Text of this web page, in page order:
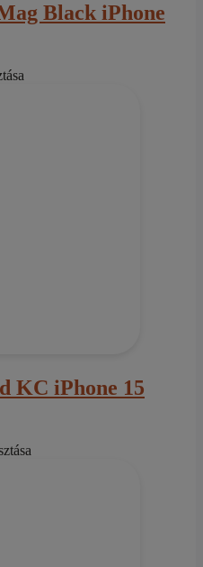
Black iPhone
KC iPhone 15